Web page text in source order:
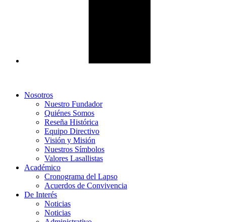
Nosotros
Nuestro Fundador
Quiénes Somos
Reseña Histórica
Equipo Directivo
Visión y Misión
Nuestros Símbolos
Valores Lasallistas
Académico
Cronograma del Lapso
Acuerdos de Convivencia
De Interés
Noticias
Noticias